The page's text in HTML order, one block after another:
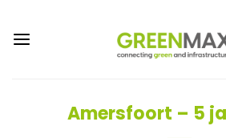
naar
inhoud
Amersfoort – 5